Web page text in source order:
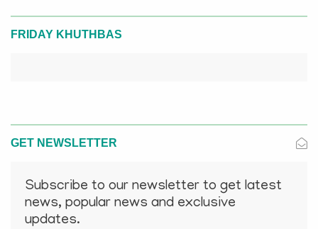
FRIDAY KHUTHBAS
GET NEWSLETTER
Subscribe to our newsletter to get latest
news, popular news and exclusive
updates.